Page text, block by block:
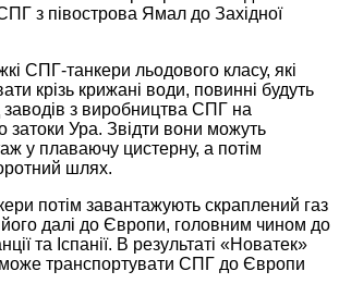
з півострова Ямал до Західної
СПГ-танкери льодового класу, які
крізь крижані води, повинні будуть
заводів з виробництва СПГ на
затоки Ура. Звідти вони можуть
у плаваючу цистерну, а потім
шлях.
потім завантажують скраплений газ
його далі до Європи, головним чином до
та Іспанії. В результаті «Новатек»
може транспортувати СПГ до Європи